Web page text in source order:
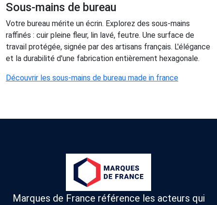
Sous-mains de bureau
Votre bureau mérite un écrin. Explorez des sous-mains
raffinés : cuir pleine fleur, lin lavé, feutre. Une surface de
travail protégée, signée par des artisans français. L'élégance
et la durabilité d'une fabrication entièrement hexagonale.
Découvrir les sous-mains de bureau made in france
Marques de France référence les acteurs qui